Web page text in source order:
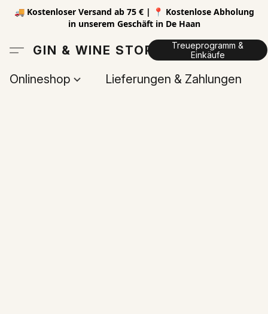
🚚 Kostenloser Versand ab 75 € | 📍 Kostenlose Abholung
in unserem Geschäft in De Haan
GIN & WINE STORE
Treueprogramm &
Einkäufe
Onlineshop Lieferungen & Zahlungen